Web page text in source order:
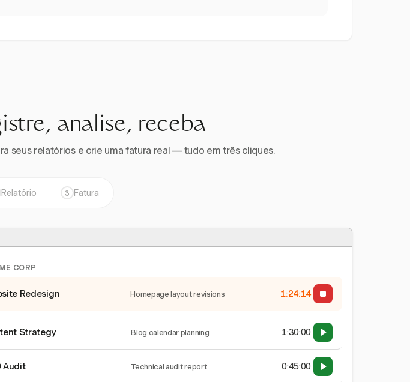
analise, receba
seus relatórios e crie uma fatura real — tudo em três cliques.
Relatório 3 Fatura
CORP
Redesign Homepage layout revisions 1:24:15
Strategy Blog calendar planning 1:30:00
Audit Technical audit report 0:45:00